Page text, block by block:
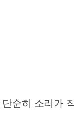
순히 소리가